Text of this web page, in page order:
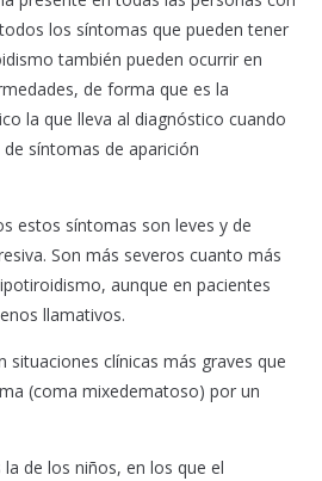
los síntomas que pueden tener
también pueden ocurrir en
de forma que es la
la que lleva al diagnóstico cuando
síntomas de aparición
estos síntomas son leves y de
Son más severos cuanto más
aunque en pacientes
llamativos.
situaciones clínicas más graves que
(coma mixedematoso) por un
de los niños, en los que el